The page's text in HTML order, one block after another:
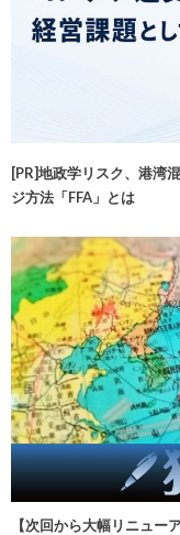
[PR]地政学リスク、港湾
ジ方法「FFA」とは
【次回から大幅リニュ